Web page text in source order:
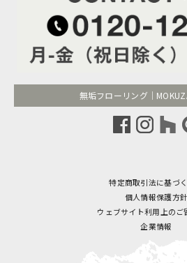
無垢フローリング｜
特定商取引法に基づ
個人情報保護方針
ウェブサイト利用上のご
企業情報